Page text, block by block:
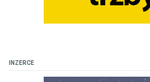
INZERCE